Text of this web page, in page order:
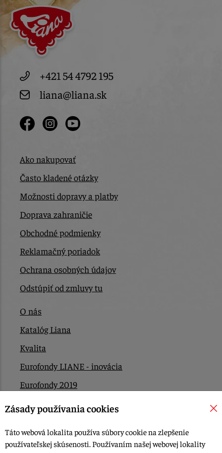
+421 54 4792 195
liana@liana.sk
Ako nakupovať
Často kladené otázky
Možnosti dopravy a platby
Doprava zahraničie
Obchodné podmienky
Reklamačný poriadok
Ochrana osobných údajov
Odstúpiť od zmluvy tu
O nás
Katalóg Liana
Kvalita
Eurofondy LIANE - inovácia
Eurofondy 2019
Eurofondy 2022/2023
Kontakt
Zásady používania cookies
Táto webová lokalita používa súbory cookie na zlepšenie
používateľskej skúsenosti. Používaním našej webovej lokality